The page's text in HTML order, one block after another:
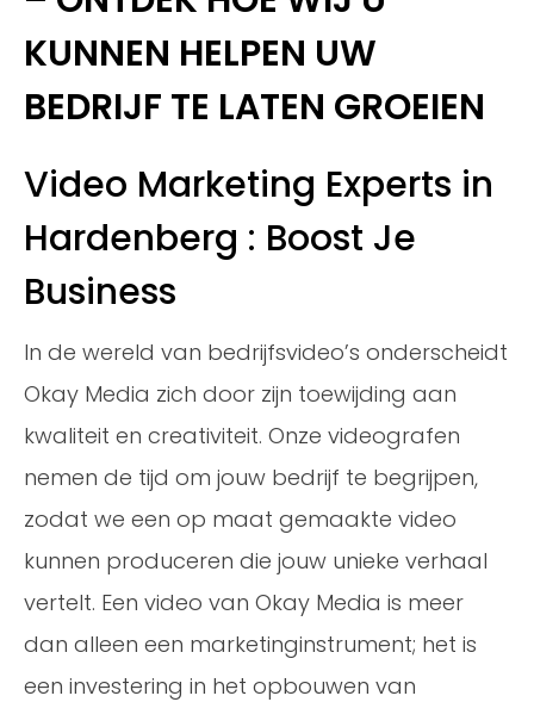
KUNNEN HELPEN UW
BEDRIJF TE LATEN GROEIEN
Video Marketing Experts in
Hardenberg : Boost Je
Business
In de wereld van bedrijfsvideo’s onderscheidt
Okay Media zich door zijn toewijding aan
kwaliteit en creativiteit. Onze videografen
nemen de tijd om jouw bedrijf te begrijpen,
zodat we een op maat gemaakte video
kunnen produceren die jouw unieke verhaal
vertelt. Een video van Okay Media is meer
dan alleen een marketinginstrument; het is
een investering in het opbouwen van